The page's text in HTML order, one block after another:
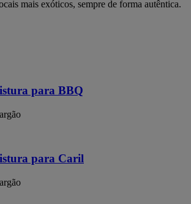
mais exóticos, sempre de forma autêntica.
para BBQ
para Caril